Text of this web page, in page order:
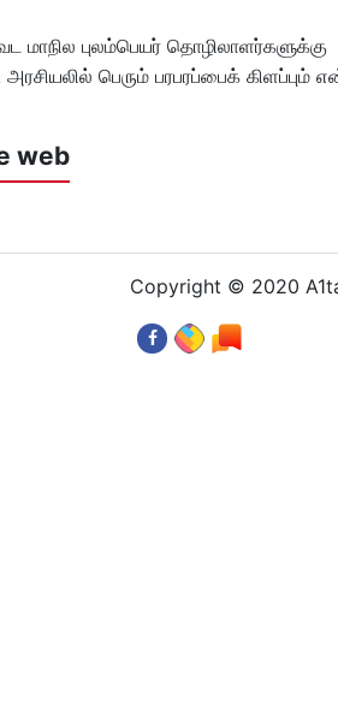
மாநில புலம்பெயர் தொழிலாளர்களுக்கு
பெரும் பரபரப்பைக் கிளப்பும்
web
Copyright © 2020